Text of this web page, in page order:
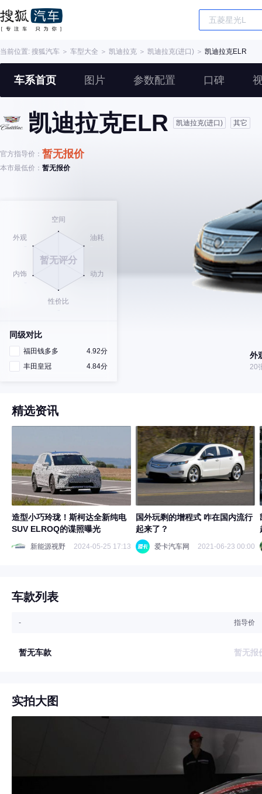
当前位置: 搜狐汽车 ＞ 车型大全 ＞ 凯迪拉克 ＞ 凯迪拉克(进口) ＞ 凯迪拉克ELR
车系首页 图片 参数配置 口碑
凯迪拉克ELR 凯迪拉克(进口) 其它
官方指导价： 暂无报价
本市最低价： 暂无报价
同级对比
福田钱多多
4.92分
丰田皇冠
4.84分
外
20
精选资讯
造型小巧玲珑！斯柯达全新纯电
SUV ELROQ的谍照曝光
新能源视野 2024-05-25 17:13
国外玩剩的增程式 咋在国内流行
起来了？
爱卡汽车网 2021-06-23 00:00
车款列表
- 指导价
暂无车款 暂无报
实拍大图